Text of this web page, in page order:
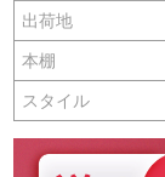
出荷地
本棚
スタイル